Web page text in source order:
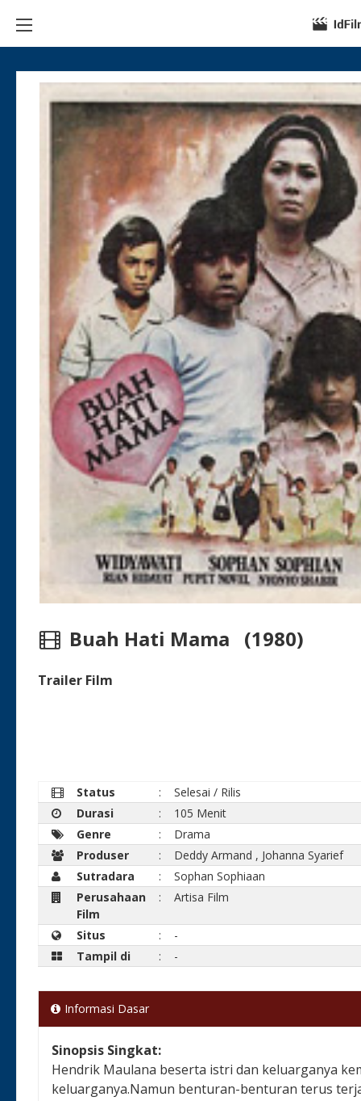
Buah Hati Mama (1980)
Trailer Film
Status :
Selesai / Rilis
Durasi
:
105 Menit
Genre
:
Drama
Produser
: Deddy Armand , Johanna Syarief
Sutradara
:
Sophan Sophiaan
Perusahaan
Film
: Artisa Film
Situs :
-
Tampil di
: -
Informasi Dasar
Sinopsis Singkat:
Hendrik Maulana beserta istri dan keluarganya
keluarganya.Namun benturan-benturan terus